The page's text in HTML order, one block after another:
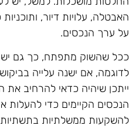
עלויות דיור, ותוכניות
ערך הנכסים.
שהשוק מתפתח, כך גם יש
אם ישנה עלייה
שיהיה כדאי להרחיב את
הקיימים כדי להעלות
ממשלתיות בתשתיות